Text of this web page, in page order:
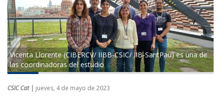
Vicenta Llorente (CIBERCV/ IIBB-CSIC/ IIB-SantPau) es una de
las coordinadoras del estudio
CSIC Cat | jueves, 4 de mayo de 2023